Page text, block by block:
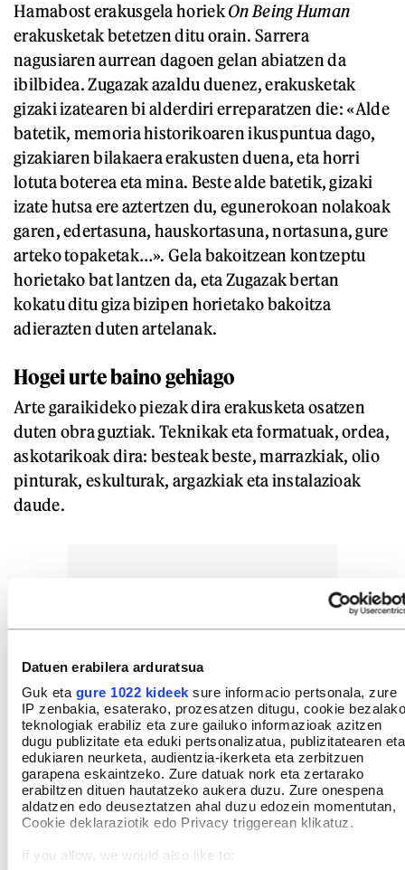
Datuen erabilera arduratsua
Guk eta gure 1022 kideek sure informacio pertsonala, zure
IP zenbakia, esaterako, prozesatzen ditugu, cookie bezalako
teknologiak erabiliz eta zure gailuko informazioak azitzen
dugu publizitate eta eduki pertsonalizatua, publizitatearen eta
edukiaren neurketa, audientzia-ikerketa eta zerbitzuen
garapena eskaintzeko. Zure datuak nork eta zertarako
erabiltzen dituen hautatzeko aukera duzu. Zure onespena
aldatzen edo deuseztatzen ahal duzu edozein momentutan,
Cookie deklaraziotik edo Privacy triggerean klikatuz.
If you allow, we would also like to:
Hamabost erakusgela horiekOn Being Human
erakusketak betetzen ditu orain. Sarrera
nagusiaren aurrean dagoen gelan abiatzen da
ibilbidea. Zugazak azaldu duenez, erakusketak
gizaki izatearen bi alderdiri erreparatzen die: «Alde
batetik, memoria historikoaren ikuspuntua dago,
gizakiaren bilakaera erakusten duena, eta horri
lotuta boterea eta mina. Beste alde batetik, gizaki
izate hutsa ere aztertzen du, egunerokoan nolakoak
garen, edertasuna, hauskortasuna, nortasuna, gure
arteko topaketak…». Gela bakoitzean kontzeptu
horietako bat lantzen da, eta Zugazak bertan
kokatu ditu giza bizipen horietako bakoitza
adierazten duten artelanak.
Hogei urte baino gehiago
Arte garaikideko piezak dira erakusketa osatzen
duten obra guztiak. Teknikak eta formatuak, ordea,
askotarikoak dira: besteak beste, marrazkiak, olio
pinturak, eskulturak, argazkiak eta instalazioak
daude.